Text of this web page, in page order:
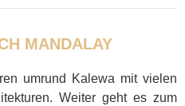
MANDALAY
umrund Kalewa mit vielen
Weiter geht es zum